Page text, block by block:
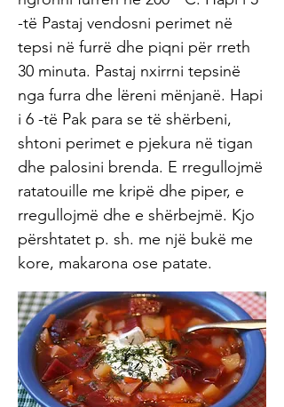
-të Pastaj vendosni perimet në
tepsi në furrë dhe piqni për rreth
30 minuta. Pastaj nxirrni tepsinë
nga furra dhe lëreni mënjanë. Hapi
i 6 -të Pak para se të shërbeni,
shtoni perimet e pjekura në tigan
dhe palosini brenda. E rregullojmë
ratatouille me kripë dhe piper, e
rregullojmë dhe e shërbejmë. Kjo
përshtatet p. sh. me një bukë me
kore, makarona ose patate.